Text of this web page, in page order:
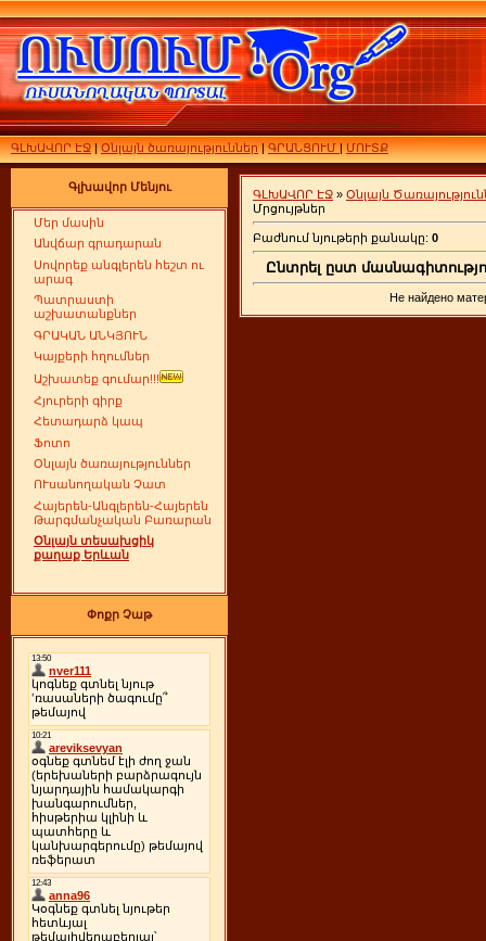
ԳԼԽԱՎՈՐ ԷՋ|Օնլայն ծառայություններ|ԳՐԱՆՑՈՒՄ|ՄՈՒՏՔ
Գլխավոր Մենյու
Մեր մասին
Անվճար գրադարան
Սովորեք անգլերեն հեշտ ու
արագ
Պատրաստի
աշխատանքներ
ԳՐԱԿԱՆ ԱՆԿՅՈՒՆ
Կայքերի հղումներ
Աշխատեք գումար!!!
Հյուրերի գիրք
Հետադարձ կապ
Ֆոտո
Օնլայն ծառայություններ
ՈՒսանողական Չատ
Հայերեն-Անգլերեն-Հայերեն
Թարգմանչական Բառարան
Օնլայն տեսախցիկ
քաղաք Երևան
Փոքր Չաթ
ԳԼԽԱՎՈՐ ԷՋ » Օնլայն
Մրցույթներ
Բաժնում նյութերի քանակը: 0
Ընտրել ըստ
Не найдено